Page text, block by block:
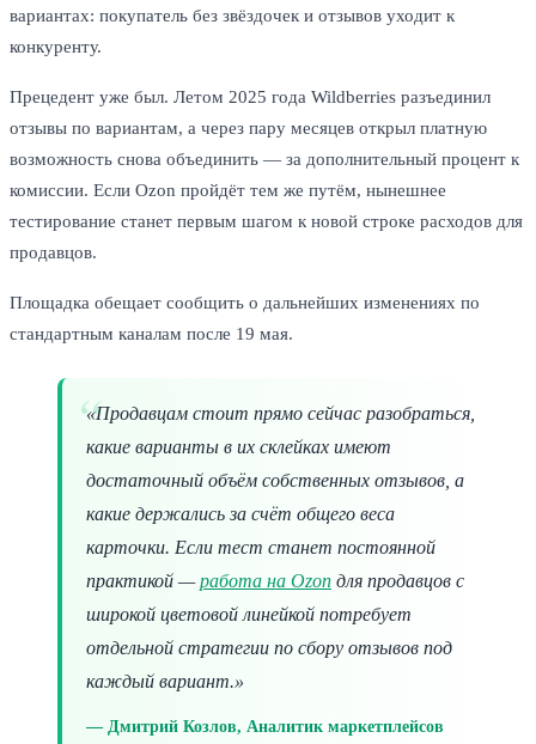
вариантах: покупатель без звёздочек и отзывов уходит к
конкуренту.
Прецедент уже был. Летом 2025 года Wildberries разъединил
отзывы по вариантам, а через пару месяцев открыл платную
возможность снова объединить — за дополнительный процент к
комиссии. Если Ozon пройдёт тем же путём, нынешнее
тестирование станет первым шагом к новой строке расходов для
продавцов.
Площадка обещает сообщить о дальнейших изменениях по
стандартным каналам после 19 мая.
«Продавцам стоит прямо сейчас разобраться,
какие варианты в их склейках имеют
достаточный объём собственных отзывов, а
какие держались за счёт общего веса
карточки. Если тест станет постоянной
практикой —работа на Ozon для продавцов с
широкой цветовой линейкой потребует
отдельной стратегии по сбору отзывов под
каждый вариант.»
Дмитрий Козлов, Аналитик маркетплейсов